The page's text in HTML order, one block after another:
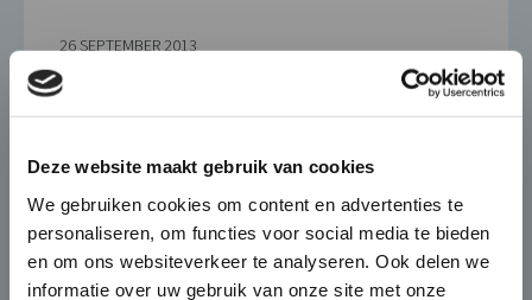
Deze website maakt gebruik van cookies
We gebruiken cookies om content en advertenties te
personaliseren, om functies voor social media te bieden
en om ons websiteverkeer te analyseren. Ook delen we
informatie over uw gebruik van onze site met onze
26 SEPTEMBER 2013
Mobility
De automobiel markt verandert
snel en BUVO Castings speelt hier
×